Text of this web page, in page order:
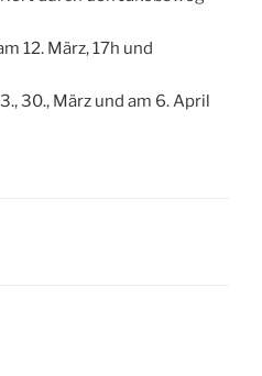
12. März, 17h und
30., März und am 6. April